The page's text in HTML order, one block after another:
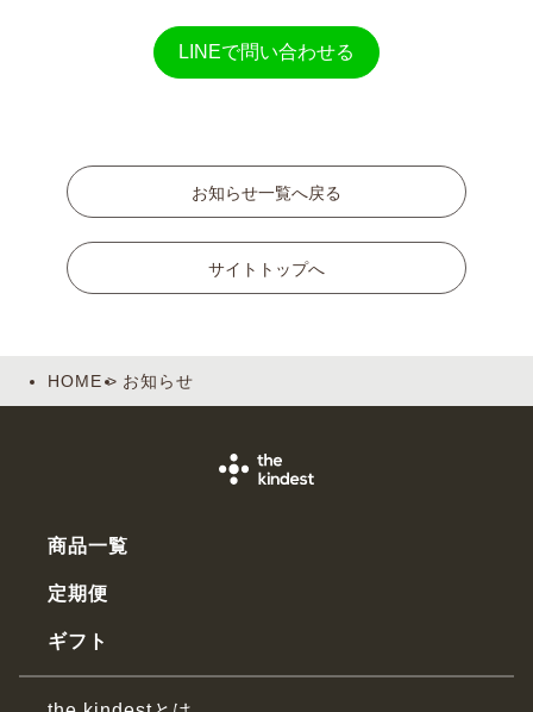
LINEで問い合わせる
お知らせ一覧へ戻る
サイトトップへ
HOME お知らせ
商品一覧
定期便
ギフト